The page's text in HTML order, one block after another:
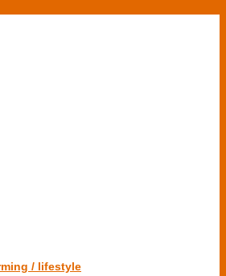
/ lifestyle